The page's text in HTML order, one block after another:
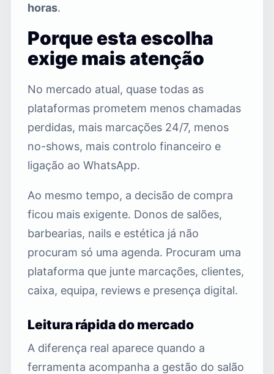
horas.
Porque esta escolha
exige mais atenção
No mercado atual, quase todas as
plataformas prometem menos chamadas
perdidas, mais marcações 24/7, menos
no-shows, mais controlo financeiro e
ligação ao WhatsApp.
Ao mesmo tempo, a decisão de compra
ficou mais exigente. Donos de salões,
barbearias, nails e estética já não
procuram só uma agenda. Procuram uma
plataforma que junte marcações, clientes,
caixa, equipa, reviews e presença digital.
Leitura rápida do mercado
A diferença real aparece quando a
ferramenta acompanha a gestão do salão